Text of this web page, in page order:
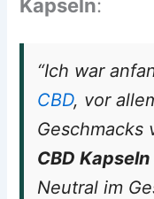
Kapseln:
“Ich war
CBD, vor
Geschmacks
CBD Kapseln
Neutral im